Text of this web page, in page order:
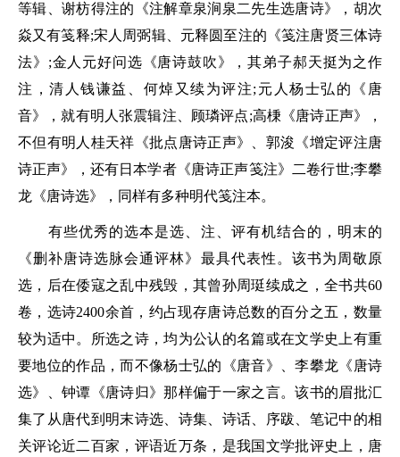
等辑、谢枋得注的《注解章泉涧泉二先生选唐诗》，胡次
焱又有笺释;宋人周弼辑、元释圆至注的《笺注唐贤三体诗
法》;金人元好问选《唐诗鼓吹》，其弟子郝天挺为之作
注，清人钱谦益、何焯又续为评注;元人杨士弘的《唐
音》，就有明人张震辑注、顾璘评点;高棅《唐诗正声》，
不但有明人桂天祥《批点唐诗正声》、郭浚《增定评注唐
诗正声》，还有日本学者《唐诗正声笺注》二卷行世;李攀
龙《唐诗选》，同样有多种明代笺注本。
有些优秀的选本是选、注、评有机结合的，明末的
《删补唐诗选脉会通评林》最具代表性。该书为周敬原
选，后在倭寇之乱中残毁，其曾孙周珽续成之，全书共60
卷，选诗2400余首，约占现存唐诗总数的百分之五，数量
较为适中。所选之诗，均为公认的名篇或在文学史上有重
要地位的作品，而不像杨士弘的《唐音》、李攀龙《唐诗
选》、钟谭《唐诗归》那样偏于一家之言。该书的眉批汇
集了从唐代到明末诗选、诗集、诗话、序跋、笔记中的相
关评论近二百家，评语近万条，是我国文学批评史上，唐